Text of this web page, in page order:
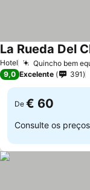
Hotel Quincho bem
La Rueda Del
9,0 Excelente 391
De € 60
Consulte os